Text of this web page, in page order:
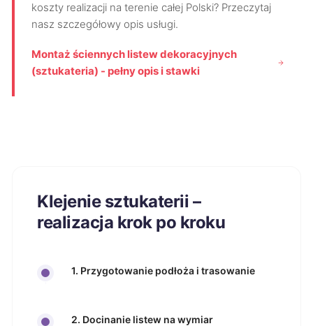
koszty realizacji na terenie całej Polski? Przeczytaj
nasz szczegółowy opis usługi.
Montaż ściennych listew dekoracyjnych
(sztukateria) - pełny opis i stawki
Klejenie sztukaterii –
realizacja krok po kroku
1. Przygotowanie podłoża i trasowanie
2. Docinanie listew na wymiar